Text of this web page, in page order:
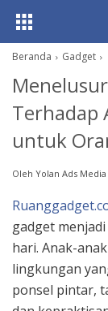
Beranda Gadget
Terhadap
untuk
Oleh Yolan Ads Media
gadget
hari. Anak-
lingkungan
ponsel pintar,